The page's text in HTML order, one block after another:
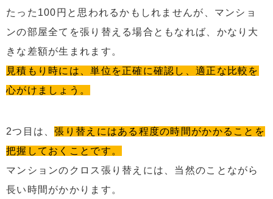
たった100円と思われるかもしれませんが、マンショ
ンの部屋全てを張り替える場合ともなれば、かなり大
きな差額が生まれます。
見積もり時には、単位を正確に確認し、適正な比較を
心がけましょう。
2つ目は、張り替えにはある程度の時間がかかることを
把握しておくことです。
マンションのクロス張り替えには、当然のことながら
長い時間がかかります。